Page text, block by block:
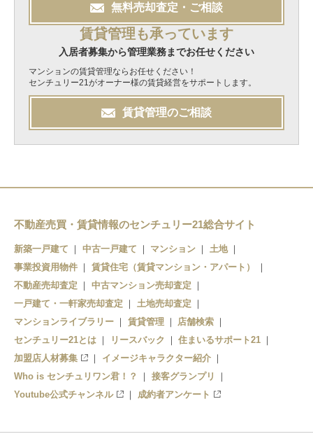
無料売却査定・ご相談
賃貸管理も承っています
入居者募集から管理業務までお任せください
マンションの賃貸管理ならお任せください！
センチュリー21がオーナー様の賃貸経営をサポートします。
賃貸管理のご相談
不動産売買・賃貸情報のセンチュリー21総合サイト
新築一戸建て 中古一戸建て マンション
土地
事業投資用物件
賃貸住宅（賃貸マンション・アパート）
不動産売却査定
中古マンション売却査定
一戸建て・一軒家売却査定
土地売却査定
マンションライブラリー
賃貸管理
店舗検索
センチュリー21とは
リースバック
住まいるサポート21
加盟店人材募集
イメージキャラクター紹介
Who is センチュリワン君！？
接客グランプリ
Youtube公式チャンネル
成約者アンケート